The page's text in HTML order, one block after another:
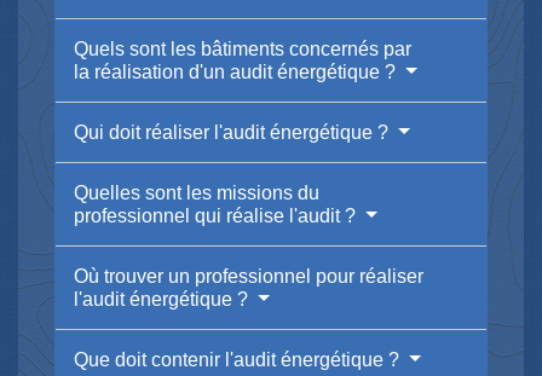
Quels sont les bâtiments concernés par
la réalisation d'un audit énergétique ?
Qui doit réaliser l'audit énergétique ?
Quelles sont les missions du
professionnel qui réalise l'audit ?
Où trouver un professionnel pour réaliser
l'audit énergétique ?
Que doit contenir l'audit énergétique ?